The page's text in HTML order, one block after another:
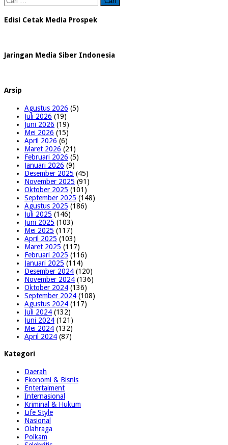
untuk:
Edisi Cetak Media Prospek
Jaringan Media Siber Indonesia
Arsip
Agustus 2026 (5)
Juli 2026 (19)
Juni 2026 (19)
Mei 2026 (15)
April 2026 (6)
Maret 2026 (21)
Februari 2026 (5)
Januari 2026 (9)
Desember 2025 (45)
November 2025 (91)
Oktober 2025 (101)
September 2025 (148)
Agustus 2025 (186)
Juli 2025 (146)
Juni 2025 (103)
Mei 2025 (117)
April 2025 (103)
Maret 2025 (117)
Februari 2025 (116)
Januari 2025 (114)
Desember 2024 (120)
November 2024 (136)
Oktober 2024 (136)
September 2024 (108)
Agustus 2024 (117)
Juli 2024 (132)
Juni 2024 (121)
Mei 2024 (132)
April 2024 (87)
Kategori
Daerah
Ekonomi & Bisnis
Entertaiment
Internasional
Kriminal & Hukum
Life Style
Nasional
Olahraga
Polkam